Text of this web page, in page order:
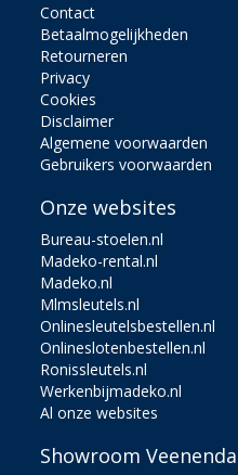
Contact
Betaalmogelijkheden
Retourneren
Privacy
Cookies
Disclaimer
Algemene voorwaarden
Gebruikers voorwaarden
Onze websites
Bureau-stoelen.nl
Madeko-rental.nl
Madeko.nl
Mlmsleutels.nl
Onlinesleutelsbestellen.nl
Onlineslotenbestellen.nl
Ronissleutels.nl
Werkenbijmadeko.nl
Al onze websites
Showroom